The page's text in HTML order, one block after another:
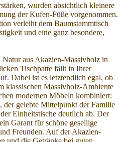
wurden absichtlich kleinere
der Kufen-Füße vorgenommen.
verleiht dem Baumstammtisch
und eine ganz besondere,
aus Akazien-Massivholz in
Tischpatte fällt in Ihrer
Dabei ist es letztendlich egal, ob
klassischen Massivholz-Ambiente
modernen Möbeln kombiniert:
gelebte Mittelpunkt der Familie
Einheitstische deutlich ab. Der
Garant für schöne gesellige
Freunden. Auf der Akazien-